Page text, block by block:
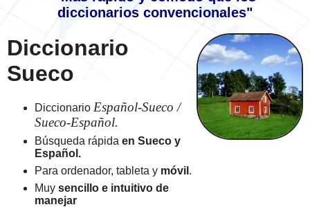
diccionarios convencionales"
Diccionario
Sueco
Diccionario Español-Sueco /
Sueco-Español.
Búsqueda rápida en Sueco y
Español.
Para ordenador, tableta y móvil .
Muy sencillo e intuitivo de
manejar